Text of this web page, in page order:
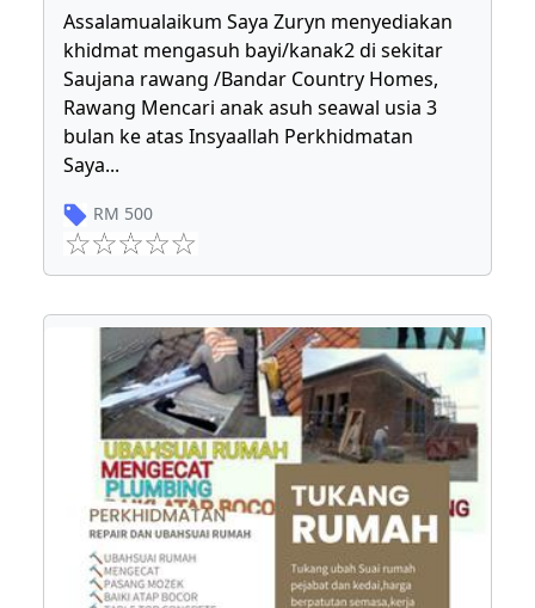
Assalamualaikum Saya Zuryn menyediakan
khidmat mengasuh bayi/kanak2 di sekitar
Saujana rawang /Bandar Country Homes,
Rawang Mencari anak asuh seawal usia 3
bulan ke atas Insyaallah Perkhidmatan
Saya...
RM 500